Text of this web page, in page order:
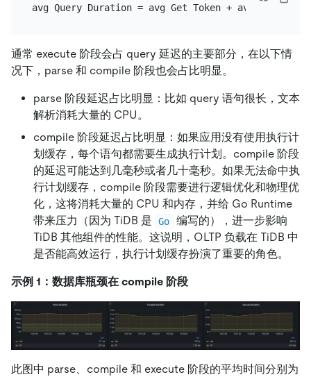
通常 execute 阶段会占 query 延迟的主要部分，在以下情
况下，parse 和 compile 阶段也会占比明显。
parse 阶段延迟占比明显：比如 query 语句很长，文本
解析消耗大量的 CPU。
compile 阶段延迟占比明显：如果应用没有使用执行计
划缓存，每个语句都需要生成执行计划。compile 阶段
的延迟可能达到几毫秒或者几十毫秒。如果无法命中执
行计划缓存，compile 阶段需要进行逻辑优化和物理优
化，这将消耗大量的 CPU 和内存，并给 Go Runtime
带来压力（因为 TiDB 是
Go
编写的），进一步影响
TiDB 其他组件的性能。这说明，OLTP 负载在 TiDB 中
是否能高效运行，执行计划缓存扮演了重要的角色。
示例 1：数据库瓶颈在 compile 阶段
此图中 parse、compile 和 execute 阶段的平均时间分别为